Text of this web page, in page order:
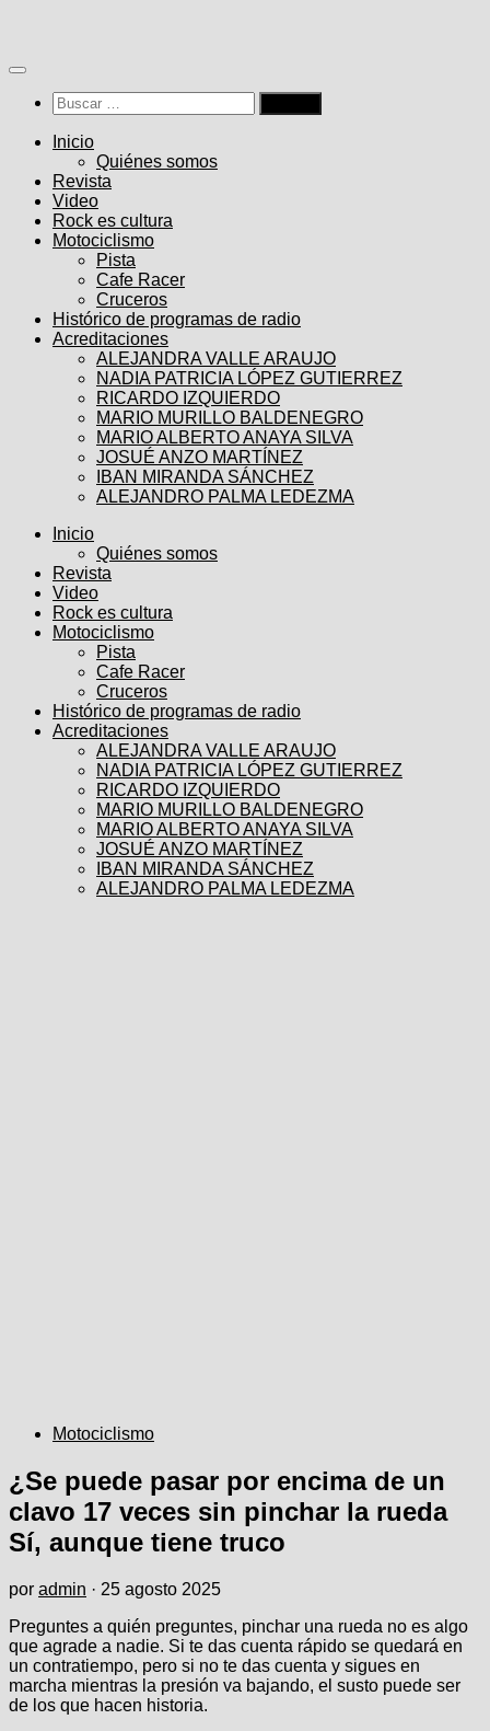
contenido
Buscar:
Inicio
Quiénes somos
Revista
Video
Rock es cultura
Motociclismo
Pista
Cafe Racer
Cruceros
Histórico de programas de radio
Acreditaciones
ALEJANDRA VALLE ARAUJO
NADIA PATRICIA LÓPEZ GUTIERREZ
RICARDO IZQUIERDO
MARIO MURILLO BALDENEGRO
MARIO ALBERTO ANAYA SILVA
JOSUÉ ANZO MARTÍNEZ
IBAN MIRANDA SÁNCHEZ
ALEJANDRO PALMA LEDEZMA
Inicio
Quiénes somos
Revista
Video
Rock es cultura
Motociclismo
Pista
Cafe Racer
Cruceros
Histórico de programas de radio
Acreditaciones
ALEJANDRA VALLE ARAUJO
NADIA PATRICIA LÓPEZ GUTIERREZ
RICARDO IZQUIERDO
MARIO MURILLO BALDENEGRO
MARIO ALBERTO ANAYA SILVA
JOSUÉ ANZO MARTÍNEZ
IBAN MIRANDA SÁNCHEZ
ALEJANDRO PALMA LEDEZMA
Motociclismo
¿Se puede pasar por encima de un
clavo 17 veces sin pinchar la rueda
Sí, aunque tiene truco
por admin · 25 agosto 2025
Preguntes a quién preguntes, pinchar una rueda no es algo
que agrade a nadie. Si te das cuenta rápido se quedará en
un contratiempo, pero si no te das cuenta y sigues en
marcha mientras la presión va bajando, el susto puede ser
de los que hacen historia.